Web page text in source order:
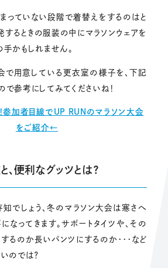
っていない段階で着替えをするのはと
するときの服装の中にマラソンウェアを
手かもしれません。
で用意している更衣室の様子を、下記
で参考にしてみてくださいね！
参加者目線でUP RUNのマラソン大会
をご紹介←
便利なグッツとは？
でしょう、冬のマラソン大会は寒さへ
なってきます。サポートタイツや、その
るのか長いパンツにするのか・・・など
のでは？